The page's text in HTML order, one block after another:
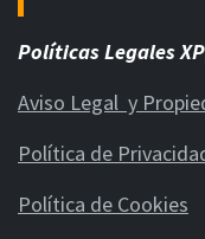
Políticas Legales
Aviso Legal y
Política de
Política de Cookies